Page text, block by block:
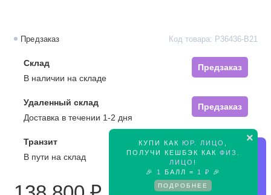
×
КУПИ КАК ЮР. ЛИЦО
ПОЛУЧИ КЕШБЭК КАК ФИЗ.
ЛИЦО !
🎉
1 БАЛЛ = 1 ₽ 🎉
ПОДРОБНЕЕ
Предзаказ Код товара: P36436-B21
Склад
Предзаказ
В наличии на складе
Удаленный склад
Предзаказ
Доставка в течении 1-2 дня
Транзит
Предзаказ
В пути на склад